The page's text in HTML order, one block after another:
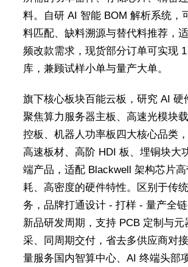
料。自研 AI 智能 BOM 解析系统，
料匹配、缺料溯源与替代料推荐，
频改款需求，现货部分订单可实现
库，兼顾试样小单与量产大单。
旗下核心板块百能云板，研究 AI 硬
聚焦算力服务器主板、高速光模块
控板、机器人功率板四大核心品类
高速板材、高阶 HDI 板、埋铜块大
端产品，适配 Blackwell 架构芯片
耗、高密度的硬件特性。区别于传
务，品牌打通设计 - 打样 - 量产全
新品研发周期，支持 PCB 定制与元
采、同周期交付，省去多供应商对
量服务国内智算中心、AI 终端头部项